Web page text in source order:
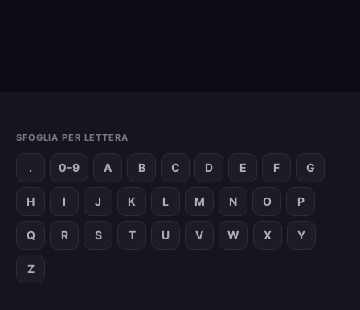
SFOGLIA PER LETTERA
. 0-9 A B C D E F G
H I J K L M N O P
Q R S T U V W X Y
Z